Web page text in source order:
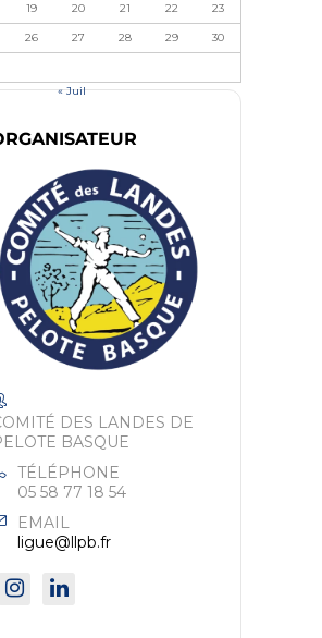
19 20 21 22 23
26 27 28 29 30
« Juil
DES LANDES DE
BASQUE
TÉLÉPHONE
05 58 77 18 54
EMAIL
ligue@llpb.fr